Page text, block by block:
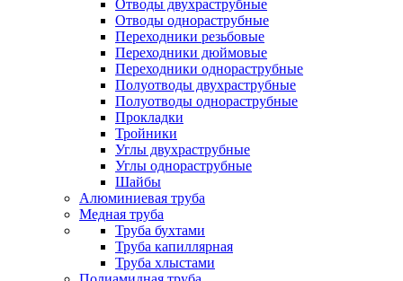
Отводы двухраструбные
Отводы однораструбные
Переходники резьбовые
Переходники дюймовые
Переходники однораструбные
Полуотводы двухраструбные
Полуотводы однораструбные
Прокладки
Тройники
Углы двухраструбные
Углы однораструбные
Шайбы
Алюминиевая труба
Медная труба
Труба бухтами
Труба капиллярная
Труба хлыстами